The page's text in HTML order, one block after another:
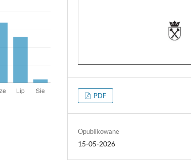
PDF
Opublikowane
15-05-2026